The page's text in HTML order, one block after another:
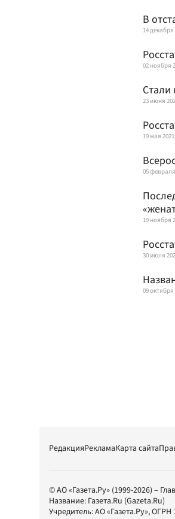
В
14 декабря
02 ноября
Стали
23 июня
19 мая
05
19 ноября
30 июля
09 октября
РедакцияРекламаКарта сайта
© АО «Газета.Ру» (1999-2026) –
Название: Газета.Ru (Gazeta.Ru)
Учредитель:АО «Газета.Ру», ОГРН